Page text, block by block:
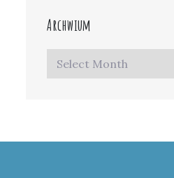
Archwium
Archwium